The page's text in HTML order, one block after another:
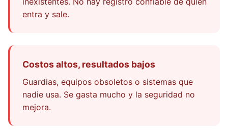
entra y sale.
Costos altos, resultados bajos
Guardias, equipos obsoletos o sistemas que
nadie usa. Se gasta mucho y la seguridad no
mejora.